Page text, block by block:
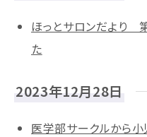
ほっとサロンだより 第
た
2023年12月28日
医学部サークルから